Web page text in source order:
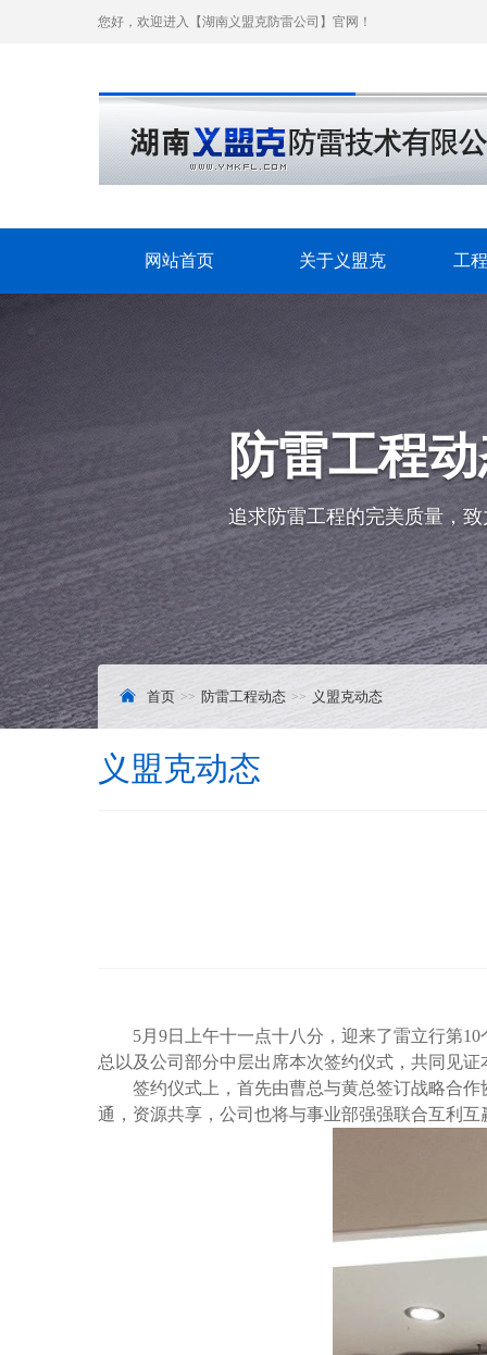
您好，欢迎进入【湖南义盟克防雷公司】官网！
网站首页 关于义盟克 工
防雷工程
追求防雷工程的完美质量，
首页 防雷工程动态 义盟克动态
义盟克动态
5月9日上午十一点十八分，迎来了雷立行第
总以及公司部分中层出席本次签约仪式，共同见证
签约仪式上，首先由曹总与黄总签订战略合
通，资源共享，公司也将与事业部强强联合互利互